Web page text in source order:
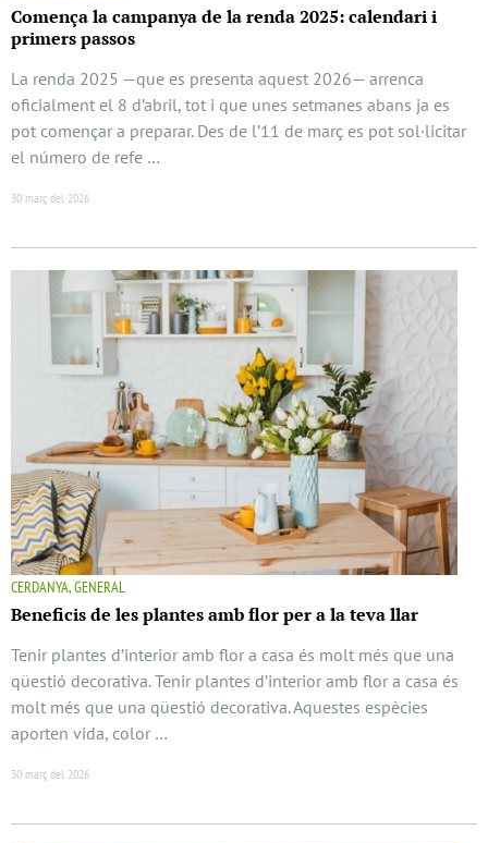
Comença la campanya de la renda 2025: calendari i
primers passos
La renda 2025 —que es presenta aquest 2026— arrenca
oficialment el 8 d’abril, tot i que unes setmanes abans ja es
pot començar a preparar. Des de l’11 de març es pot sol·licitar
el número de refe …
30 març del 2026
CERDANYA, GENERAL
Beneficis de les plantes amb flor per a la teva llar
Tenir plantes d’interior amb flor a casa és molt més que una
qüestió decorativa. Tenir plantes d’interior amb flor a casa és
molt més que una qüestió decorativa. Aquestes espècies
aporten vida, color …
30 març del 2026